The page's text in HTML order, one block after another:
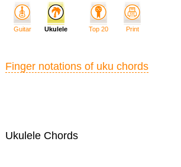
Ukulele Chords
Guitar Ukulele Top 20 Print
Finger notations of uku chords